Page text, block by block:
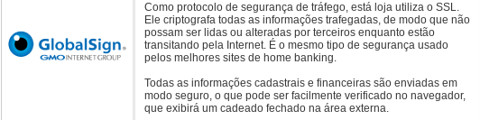
Como protocolo de segurança de tráfego, está loja utiliza o SSL.
Ele criptografa todas as informações trafegadas, de modo que não
possam ser lidas ou alteradas por terceiros enquanto estão
transitando pela Internet. É o mesmo tipo de segurança usado
pelos melhores sites de home banking.
Todas as informações cadastrais e financeiras são enviadas em
modo seguro, o que pode ser facilmente verificado no navegador,
que exibirá um cadeado fechado na área externa.